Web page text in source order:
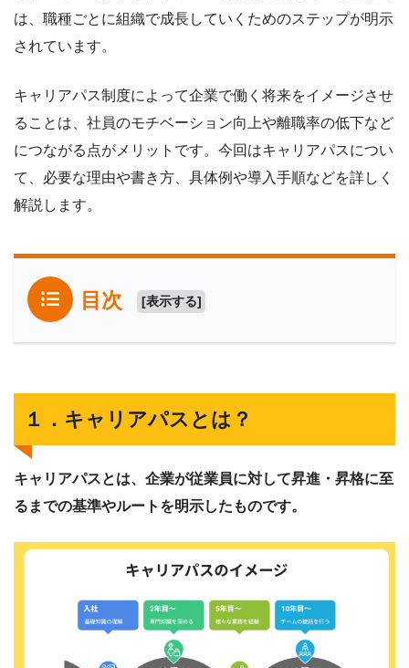
は、職種ごとに組織で成長していくためのステップが明示
されています。
キャリアパス制度によって企業で働く将来をイメージさせ
ることは、社員のモチベーション向上や離職率の低下など
につながる点がメリットです。今回はキャリアパスについ
て、必要な理由や書き方、具体例や導入手順などを詳しく
解説します。
目次 [表示する]
１．キャリアパスとは？
キャリアパスとは、企業が従業員に対して昇進・昇格に至
るまでの基準やルートを明示したものです。